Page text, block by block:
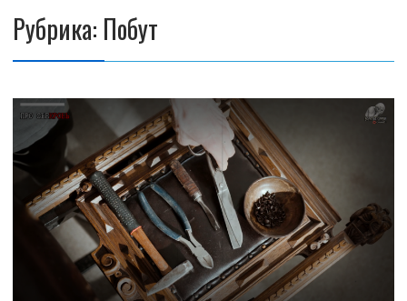
Рубрика: Побут